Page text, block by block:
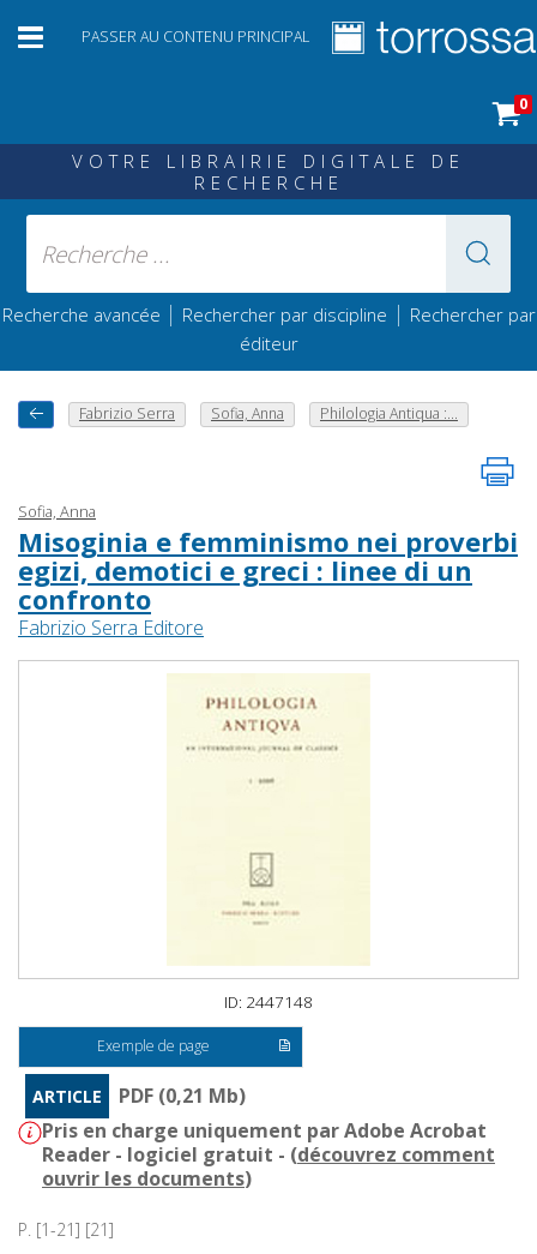
PASSER AU CONTENU PRINCIPAL
0
VOTRE LIBRAIRIE DIGITALE DE
RECHERCHE
Recherche avancée | Rechercher par discipline | Rechercher par
éditeur
Fabrizio Serra Sofia, Anna Philologia Antiqua :...
Sofia, Anna
Misoginia e femminismo nei proverbi
egizi, demotici e greci : linee di un
confronto
Fabrizio Serra Editore
ID: 2447148
Exemple de page
ARTICLE
PDF (0,21 Mb)
Pris en charge uniquement par Adobe Acrobat
Reader - logiciel gratuit - (découvrez comment
ouvrir les documents)
P. [1-21] [21]